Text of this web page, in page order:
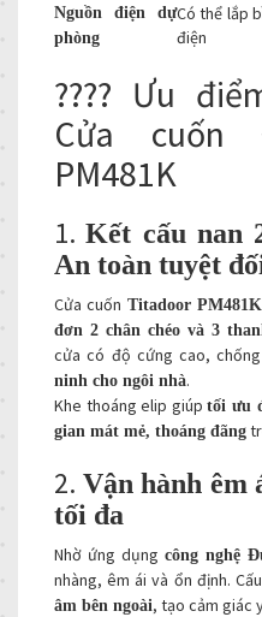
Nguồn điện dự
phòng
Có thể lắp
điện
???? Ưu
Cửa cuốn
PM481K
1.Kết cấu nan
An toàn tuyệt
Cửa cuốn Titadoor PM481K
đơn 2 chân chéo và 3
cửa có độ cứng cao,
ninh cho ngôi nhà.
Khe thoáng elip giúptối ưu
gian mát mẻ, thoáng đãng
2. Vận hành êm
tối đa
Nhờ ứng dụng công nghệ
nhàng, êm ái và ổn định.
âm bên ngoài, tạo cảm giác